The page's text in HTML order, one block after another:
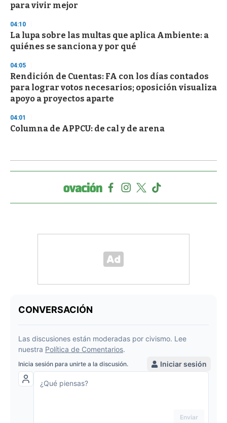
para vivir mejor
04:10
La lupa sobre las multas que aplica Ambiente: a
quiénes se sanciona y por qué
04:05
Rendición de Cuentas: FA con los días contados
para lograr votos necesarios; oposición visualiza
apoyo a proyectos aparte
04:01
Columna de APPCU: de cal y de arena